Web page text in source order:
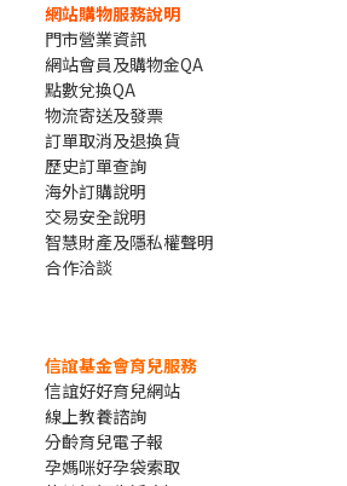
網站購物服務說明
門市營業資訊
網站會員及購物金QA
點數兌換QA
物流寄送及發票
訂單取消及退換貨
歷史訂單查詢
海外訂購說明
交易安全說明
智慧財產及隱私權聲明
合作洽談
信誼基金會育兒服務
信誼好好育兒網站
線上教養諮詢
分齡育兒電子報
孕媽咪好孕袋索取